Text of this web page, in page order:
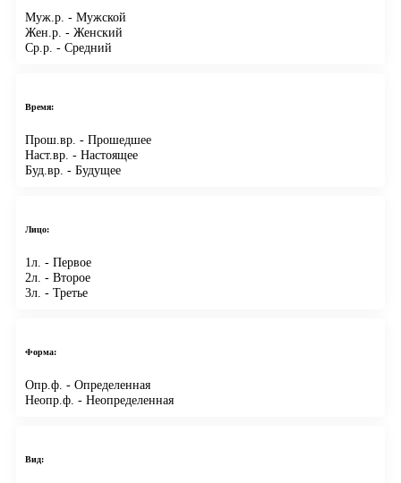
Муж.р. - Мужской
Жен.р. - Женский
Ср.р. - Средний
Время:
Прош.вр. - Прошедшее
Наст.вр. - Настоящее
Буд.вр. - Будущее
Лицо:
1л. - Первое
2л. - Второе
3л. - Третье
Форма:
Опр.ф. - Определенная
Неопр.ф. - Неопределенная
Вид: